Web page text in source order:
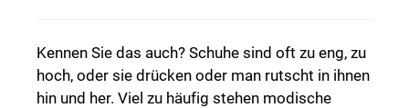
Kennen Sie das auch? Schuhe sind oft zu eng, zu
hoch, oder sie drücken oder man rutscht in ihnen
hin und her. Viel zu häufig stehen modische